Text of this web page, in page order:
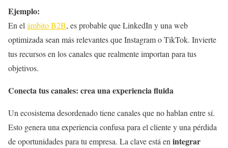
Ejemplo:
En elámbito B2B, es probable que LinkedIn y una web
optimizada sean más relevantes que Instagram o TikTok. Invierte
tus recursos en los canales que realmente importan para tus
objetivos.
Conecta tus canales: crea una experiencia fluida
Un ecosistema desordenado tiene canales que no hablan entre sí.
Esto genera una experiencia confusa para el cliente y una pérdida
de oportunidades para tu empresa. La clave está enintegrar